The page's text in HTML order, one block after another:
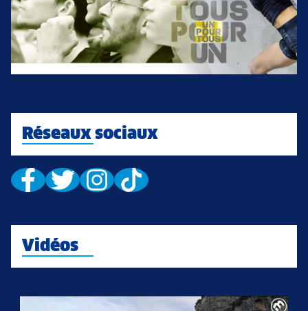
Réseaux sociaux
Vidéos